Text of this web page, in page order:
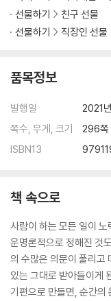
제6장 운명을 바꾸는 선택
운의 알고리즘과 타이밍
직장과 인간관계 - 이 직
가족 관계 - 부모님을 위
올인, 인생에서 꼭 한 번
선물하기
친구 선물
선물하기
직장인 선물
품목정보
발행일
2021
쪽수, 무게, 크기
296
ISBN13
책 속으로
사람이 하는 모든 일이
운명론적으로 정해진 것
의 수많은 의문이 풀리고
있는 그대로 받아들이게
기편으로 만들면, 순간의